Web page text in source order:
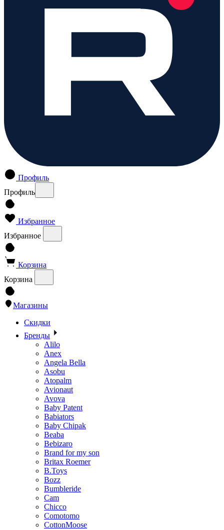
Профиль
Профиль
Избранное
Избранное
Корзина
Корзина
Магазины
Скидки
Бренды
Alilo
Anex
Angela Bella
Asobu
Atopalm
Avionaut
Avova
Baby Patent
Babiators
Baby Chipak
Beaba
Bebizaro
Brand for my son
Britax Roemer
B.Toys
Bozz
Bumbleride
Cam
Chicco
Comotomo
CottonMoose